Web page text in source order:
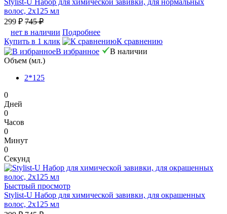
волос, 2x125 мл
299 ₽ 745 ₽
нет в наличии Подробнее
Купить в 1 клик
К сравнению
В избранное
В наличии
Объем (мл.)
2*125
0
Дней
0
Часов
0
Минут
0
Секунд
Быстрый просмотр
Stylist-U Набор для химической завивки, для окрашенных
волос, 2x125 мл